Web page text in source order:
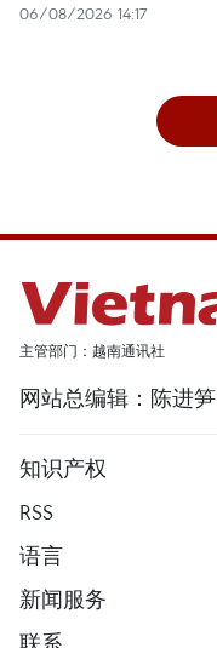
06/08/2026 14:17
主管部门：越南通讯社
网站总编辑：陈进笋
知识产权
RSS
语言
新闻服务
联系